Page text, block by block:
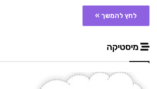
לחץ להמשך »
מיסטיקה